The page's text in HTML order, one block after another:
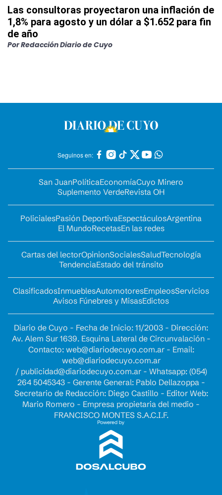
Las consultoras proyectaron una inflación de
1,8% para agosto y un dólar a $1.652 para fin
de año
PorRedacción Diario de Cuyo
Seguinos en:
San JuanPolíticaEconomíaCuyo Minero
Suplemento VerdeRevista OH
PolicialesPasión DeportivaEspectáculosArgentina
El MundoRecetasEn las redes
Cartas del lectorOpinionSocialesSaludTecnología
TendenciaEstado del tránsito
ClasificadosInmueblesAutomotoresEmpleosServicios
Avisos Fúnebres y MisasEdictos
Diario de Cuyo - Fecha de Inicio: 11/2003 - Dirección:
Av. Alem Sur 1639. Esquina Lateral de Circunvalación -
Contacto: web@diariodecuyo.com.ar- Email:
web@diariodecuyo.com.ar
/ publicidad@diariodecuyo.com.ar- Whatsapp: (054)
264 5045343 - Gerente General: Pablo Dellazoppa -
Secretario de Redacción: Diego Castillo - Editor Web:
Mario Romero - Empresa propietaria del medio -
FRANCISCO MONTES S.A.C.I.F.